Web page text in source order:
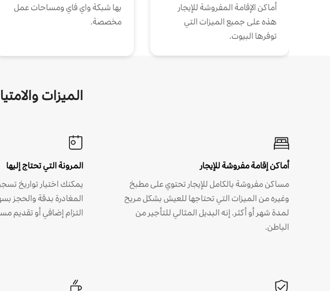
أماكن الإقامة المفروشة للإيجار
هذه على جميع الميزات التي
توفرها البيوت.
بها شبكة واي فاي ومساحات عمل
مخصصة.
الميزات
أماكن إقامة مفروشة للإيجار
مساكن مفروشة بالكامل للإيجار تحتوي على مطبخ
وغيره من الميزات التي تحتاجها للعيش بشكل مريح
لمدة شهر أو أكثر. إنه البديل المثالي للتأجير من
الباطن.
المرونة التي تحتاج إليها
يمكنك اختيار تواريخ
المغادرة بدقة والحجز
التزام إضافي أو تقديم